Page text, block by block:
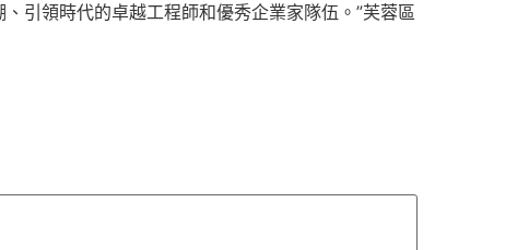
引領時代的卓越工程師和優秀企業家隊伍。”芙蓉區